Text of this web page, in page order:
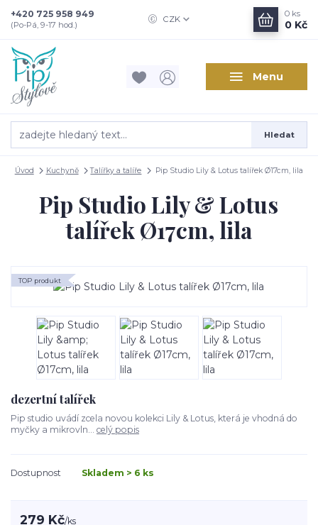
Menu
CZK
Hledat
+420 725 958 949
(Po-Pá, 9-17 hod.)
0 ks
0 Kč
Úvod Kuchyně Talířky a talíře Pip Studio Lily & Lotus talířek Ø17cm, lila
Pip Studio Lily & Lotus
talířek Ø17cm, lila
TOP produkt
dezertní talířek
Pip studio uvádí zcela novou kolekci Lily & Lotus, která je vhodná do
myčky a mikrovln... celý popis
Dostupnost Skladem > 6 ks
279 Kč/ks